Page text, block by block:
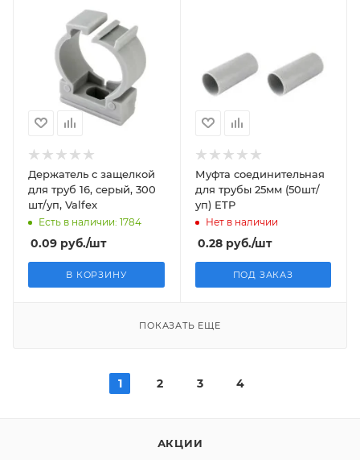
Держатель с защелкой
для труб 16, серый, 300
шт/уп, Valfex
Есть в наличии: 1784
0.09 руб./шт
В КОРЗИНУ
Муфта соединительная
для трубы 25мм (50шт/
уп) ETP
Нет в наличии
0.28руб./шт
ПОД ЗАКАЗ
ПОКАЗАТЬ ЕЩЕ
1 2 3 4
АКЦИИ